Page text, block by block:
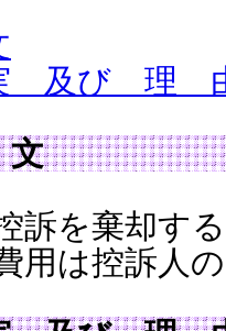
及び 理
訴を棄却す
は控訴人